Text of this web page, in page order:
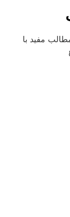
مفید با